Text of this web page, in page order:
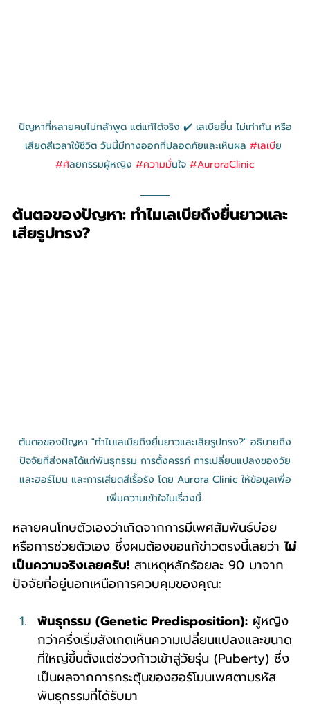
ปัญหาที่หลายคนไม่กล้าพูด แต่แก้ได้จริง ✔️ เลเบียยื่น ไม่เท่ากัน หรือ
เสียดสีเวลาใช้ชีวิต วันนี้มีทางออกที่ปลอดภัยและเห็นผล #เลเบีย
#ศัลยกรรมผู้หญิง #ความมั่นใจ #AuroraClinic
ต้นตอของปัญหา: ทำไมเลเบียถึงยื่นยาวและ
เสียรูปทรง?
ต้นตอของปัญหา "ทำไมเลเบียถึงยื่นยาวและเสียรูปทรง?" อธิบายถึง
ปัจจัยที่ส่งผลได้แก่พันธุกรรม การตั้งครรภ์ การเปลี่ยนแปลงของวัย
และฮอร์โมน และการเสียดสีเรื้อรัง โดย Aurora Clinic ให้ข้อมูลเพื่อ
เพิ่มความเข้าใจในเรื่องนี้.
หลายคนโทษตัวเองว่าเกิดจากการมีเพศสัมพันธ์บ่อย
หรือการช่วยตัวเอง ซึ่งผมต้องขอแก้ข่าวตรงนี้เลยว่า ไม่
เป็นความจริงเลยครับ! สาเหตุหลักร้อยละ 90 มาจาก
ปัจจัยที่อยู่นอกเหนือการควบคุมของคุณ:
พันธุกรรม (Genetic Predisposition): ผู้หญิง
กว่าครึ่งเริ่มสังเกตเห็นความเปลี่ยนแปลงและขนาด
ที่ใหญ่ขึ้นตั้งแต่ช่วงก้าวเข้าสู่วัยรุ่น (Puberty) ซึ่ง
เป็นผลจากการกระตุ้นของฮอร์โมนเพศตามรหัส
พันธุกรรมที่ได้รับมา